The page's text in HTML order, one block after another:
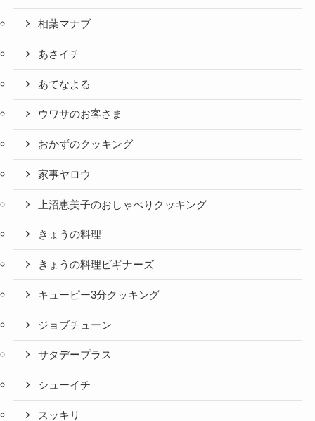
相葉マナブ
あさイチ
あてなよる
ウワサのお客さま
おかずのクッキング
家事ヤロウ
上沼恵美子のおしゃべりクッキング
きょうの料理
きょうの料理ビギナーズ
キューピー3分クッキング
ジョブチューン
サタデープラス
シューイチ
スッキリ